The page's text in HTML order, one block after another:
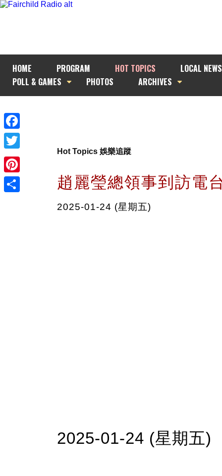
HOME PROGRAM HOT TOPICS
LOCAL NEWS
POLL & GAMES
PHOTOS ARCHIVES
Facebook
Twitter
Pinterest
Hot Topics 娛樂追蹤
趙麗瑩總領事到訪電
2025-01-24 (星期五)
2025-01-24 (星期五)